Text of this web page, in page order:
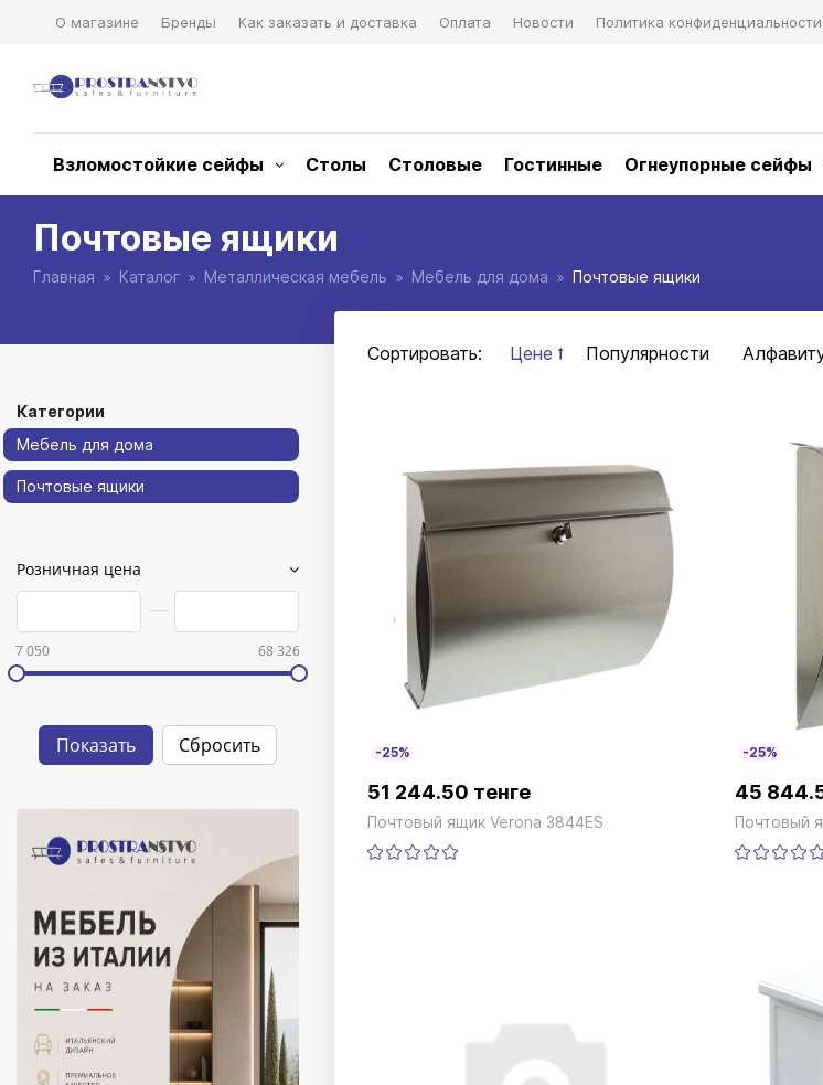
О магазине Бренды Как заказать и доставка Оплата Новости Политика конфиденциальности
Взломостойкие сейфы Столы Столовые Гостинные Огнеупорные сейфы
Почтовые ящики
Главная Каталог Металлическая мебель Мебель для дома Почтовые ящики
Категории
Мебель для дома
Почтовые ящики
Розничная цена
7 050 68 326
Сортировать: Цене Популярности
-25%
51 244.50 тенге
Почтовый ящик Verona 3844ES
-25%
45
Почтовый